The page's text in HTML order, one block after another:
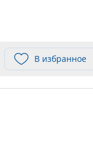
В избранное